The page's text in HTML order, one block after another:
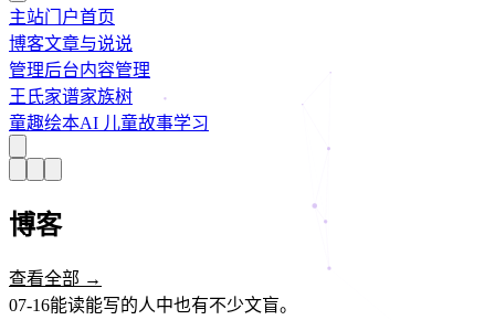
主站门户首页
博客文章与说说
管理后台内容管理
王氏家谱家族树
童趣绘本AI 儿童故事学习
博客
查看全部 →
07-16能读能写的人中也有不少文盲。